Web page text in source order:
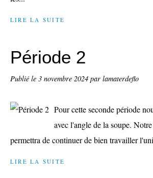
LIRE LA SUITE
Période 2
Publié le 3 novembre 2024 par lamaterdeflo
Pour cette seconde période
avec l'angle de la soupe.
permettra de continuer de bien travailler
LIRE LA SUITE